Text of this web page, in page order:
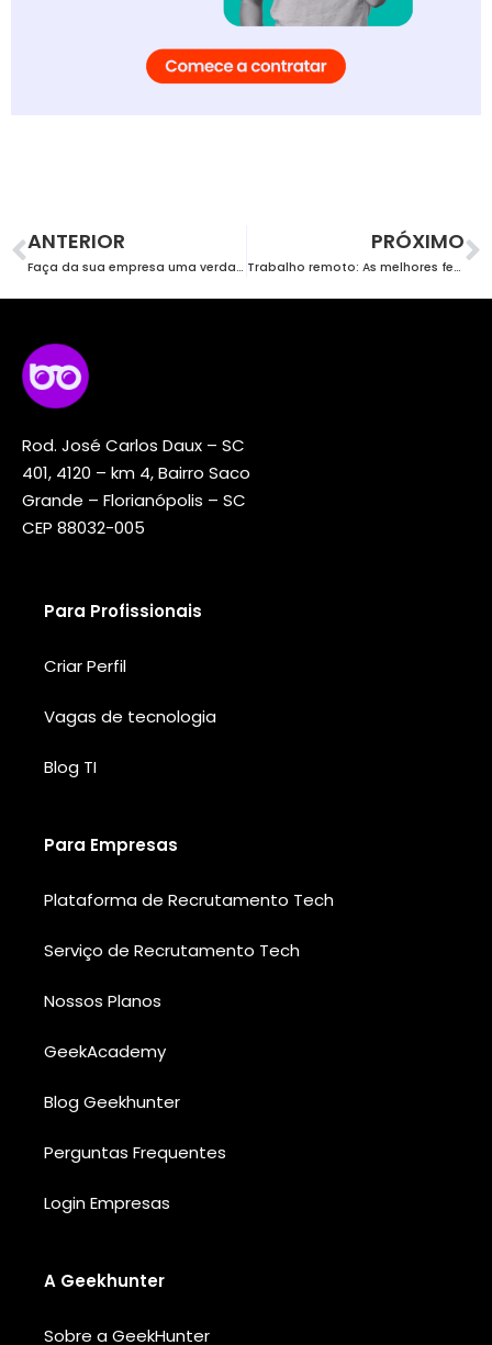
ANTERIOR
Faça da sua empresa uma verdadeira máquina de retenção de talentos
PRÓXIMO
Trabalho remoto: As melhores ferramentas para aumentar a sua eficiência e conquistar um novo job
Rod. José Carlos Daux – SC
401, 4120 – km 4, Bairro Saco
Grande – Florianópolis – SC
CEP 88032-005
Para Profissionais
Criar Perfil
Vagas de tecnologia
Blog TI
Para Empresas
Plataforma de Recrutamento Tech
Serviço de Recrutamento Tech
Nossos Planos
GeekAcademy
Blog Geekhunter
Perguntas Frequentes
Login Empresas
A Geekhunter
Sobre a GeekHunter